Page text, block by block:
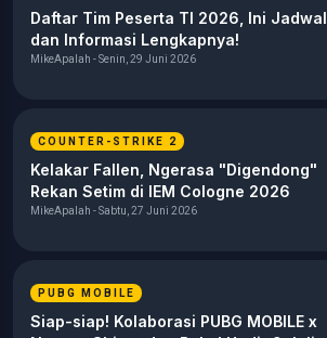
Daftar Tim Peserta TI 2026, Ini Jadwal
dan Informasi Lengkapnya!
MikeApalah - Senin, 29 Juni 2026
COUNTER-STRIKE 2
Kelakar Fallen, Ngerasa "Digendong"
Rekan Setim di IEM Cologne 2026
MikeApalah - Sabtu, 27 Juni 2026
PUBG MOBILE
Siap-siap! Kolaborasi PUBG MOBILE x